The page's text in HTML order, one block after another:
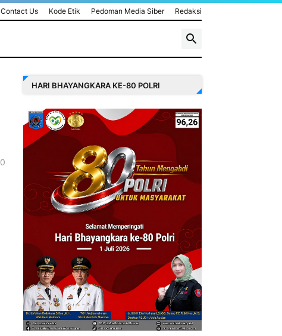
Contact Us Kode Etik Pedoman Media Siber Redaksi
0
HARI BHAYANGKARA KE-80 POLRI